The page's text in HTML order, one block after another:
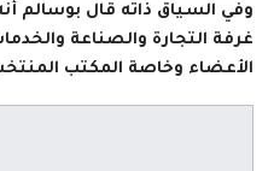
وفي السياق ذاته قال بوسالم
غرفة التجارة والصناعة
الأعضاء وخاصة المكتب